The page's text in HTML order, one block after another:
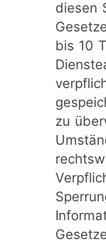
diesen
bis 10
zu